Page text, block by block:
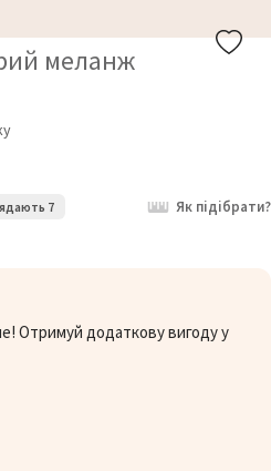
меланж
7 Як підібрати?
Отримуй додаткову вигоду у